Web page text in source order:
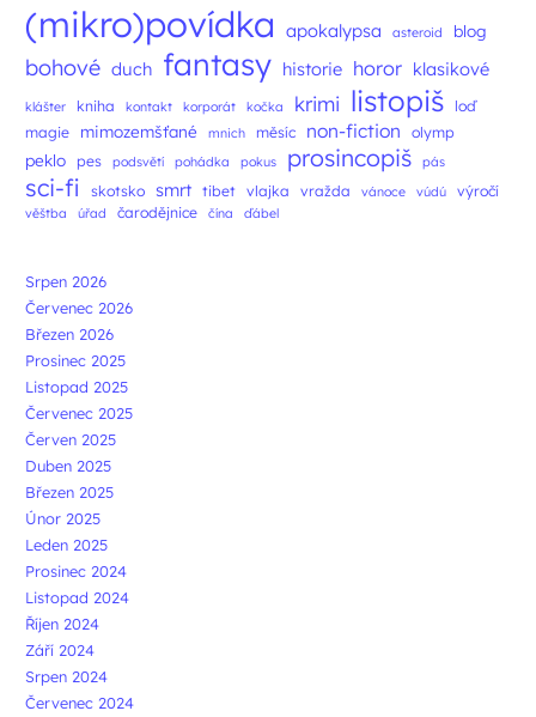
(mikro)povídka apokalypsa asteroid blog
bohové duch fantasy historie horor klasikové
klášter kniha kontakt korporát kočka krimi listopiš
loď
magie
mimozemšťané mnich měsíc non-fiction olymp
peklo pes podsvětí pohádka pokus prosincopiš pás
sci-fi skotsko smrt tibet vlajka vražda vánoce vúdú výročí
věštba úřad čarodějnice čína ďábel
Srpen 2026
Červenec 2026
Březen 2026
Prosinec 2025
Listopad 2025
Červenec 2025
Červen 2025
Duben 2025
Březen 2025
Únor 2025
Leden 2025
Prosinec 2024
Listopad 2024
Říjen 2024
Září 2024
Srpen 2024
Červenec 2024